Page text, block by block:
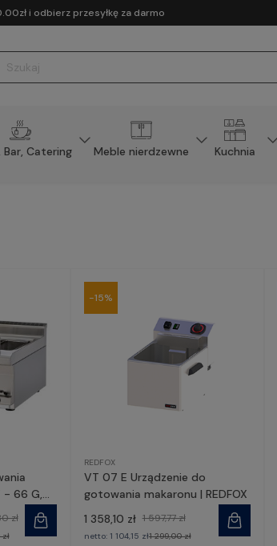
i odbierz przesyłkę za darmo
Catering Meble nierdzewne Kuchnia
- 66 G,
zł
REDFOX
VT 07 E Urządzenie do
gotowania makaronu | REDFOX
1 358,10 zł 1 597,77 zł
netto: 1 104,15 zł1 299,00 zł
-15%